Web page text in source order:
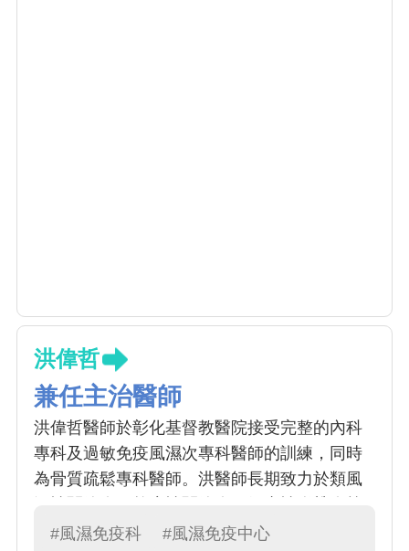
洪偉哲
兼任主治醫師
洪偉哲醫師於彰化基督教醫院接受完整的內科
專科及過敏免疫風濕次專科醫師的訓練，同時
為骨質疏鬆專科醫師。洪醫師長期致力於類風
發炎性關節炎的研究與治療，並且積極參與以
#風濕免疫科 #風濕免疫中心